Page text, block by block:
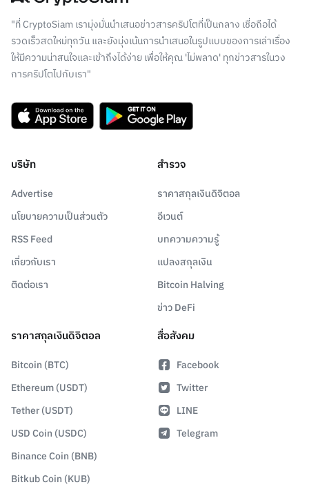
"ที่ CryptoSiam เรามุ่งมั่นนำเสนอข่าวสารคริปโตที่เป็นกลาง เชื่อถือได้
รวดเร็วสดใหม่ทุกวัน และยังมุ่งเน้นการนำเสนอในรูปแบบของการเล่าเรื่อง
ให้มีความน่าสนใจและเข้าถึงได้ง่าย เพื่อให้คุณ 'ไม่พลาด' ทุกข่าวสารในวง
การคริปโตไปกับเรา"
บริษัท
Advertise
นโยบายความเป็นส่วนตัว
RSS Feed
เกี่ยวกับเรา
ติดต่อเรา
สำรวจ
ราคาสกุลเงินดิจิตอล
อีเวนต์
บทความความรู้
แปลงสกุลเงิน
Bitcoin Halving
ข่าว DeFi
ราคาสกุลเงินดิจิตอล
Bitcoin (BTC)
Ethereum (USDT)
Tether (USDT)
USD Coin (USDC)
Binance Coin (BNB)
Bitkub Coin (KUB)
สื่อสังคม
Facebook
Twitter
LINE
Telegram